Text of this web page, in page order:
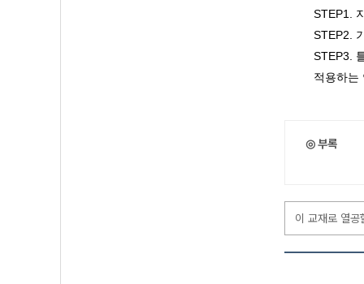
STEP1.
STEP2.
STEP3.
적용하는
◎ 부록
이 교재로 열